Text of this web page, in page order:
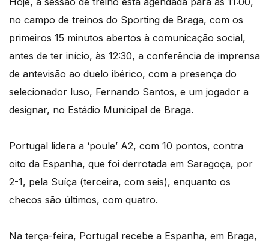
no campo de treinos do Sporting de Braga, com os
primeiros 15 minutos abertos à comunicação social,
antes de ter início, às 12:30, a conferência de imprensa
de antevisão ao duelo ibérico, com a presença do
selecionador luso, Fernando Santos, e um jogador a
designar, no Estádio Municipal de Braga.
Portugal lidera a ‘poule’ A2, com 10 pontos, contra
oito da Espanha, que foi derrotada em Saragoça, por
2-1, pela Suíça (terceira, com seis), enquanto os
checos são últimos, com quatro.
Na terça-feira, Portugal recebe a Espanha, em Braga,